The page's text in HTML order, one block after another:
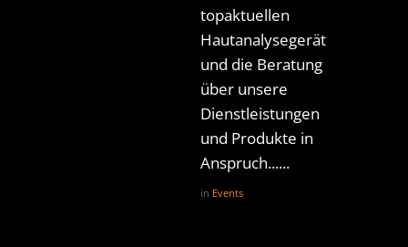
topaktuellen
Hautanalysegerät
und die Beratung
über unsere
Dienstleistungen
und Produkte in
Anspruch......
in Events